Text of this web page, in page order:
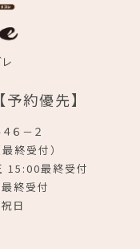
【予約優先】
６－２
終受付）
15:00最終受付
終受付
日